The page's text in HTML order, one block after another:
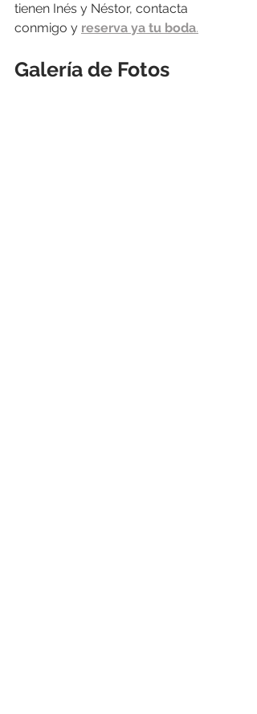
tienen Inés y Néstor, contacta
conmigo y reserva ya tu boda.
Galería de Fotos